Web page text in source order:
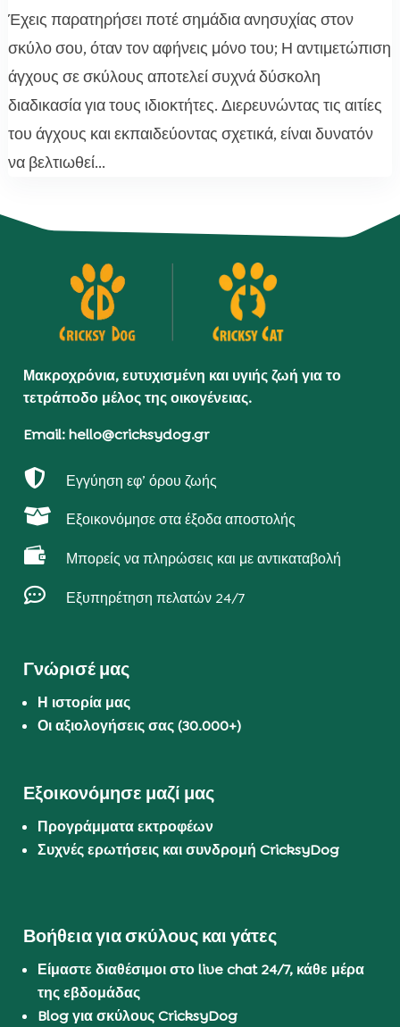
Έχεις παρατηρήσει ποτέ σημάδια ανησυχίας στον
σκύλο σου, όταν τον αφήνεις μόνο του; Η αντιμετώπιση
άγχους σε σκύλους αποτελεί συχνά δύσκολη
διαδικασία για τους ιδιοκτήτες. Διερευνώντας τις αιτίες
του άγχους και εκπαιδεύοντας σχετικά, είναι δυνατόν
να βελτιωθεί...
Μακροχρόνια, ευτυχισμένη και υγιής ζωή για το
τετράποδο μέλος της οικογένειας.
Email: hello@cricksydog.gr
 Εγγύηση εφ’ όρου ζωής
 Εξοικονόμησε στα έξοδα αποστολής
 Μπορείς να πληρώσεις και με αντικαταβολή
 Εξυπηρέτηση πελατών 24/7
Γνώρισέ μας
Η ιστορία μας
Οι αξιολογήσεις σας (30.000+)
Εξοικονόμησε μαζί μας
Προγράμματα εκτροφέων
Συχνές ερωτήσεις και συνδρομή CricksyDog
Βοήθεια για σκύλους και γάτες
Είμαστε διαθέσιμοι στο live chat 24/7, κάθε μέρα
της εβδομάδας
Blog για σκύλους CricksyDog